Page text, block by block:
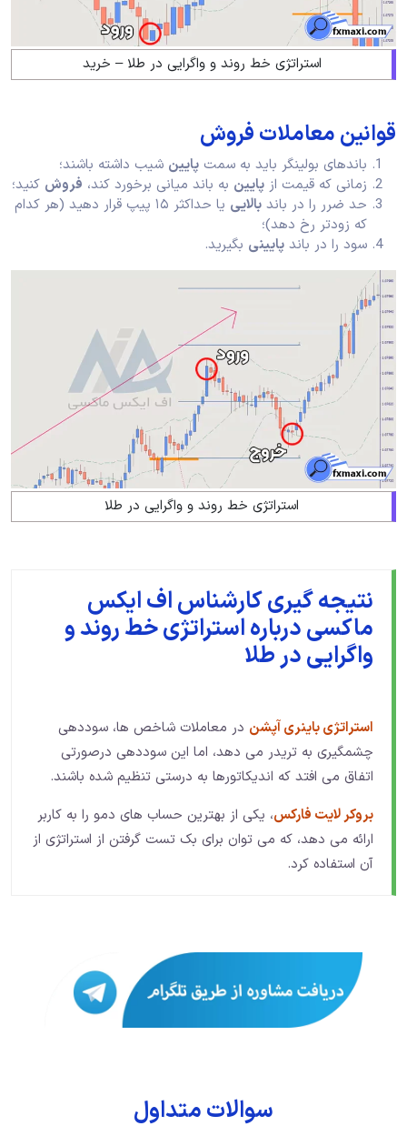
استراتژی خط روند و واگرایی در طلا – خرید
قوانین معاملات فروش
باندهای بولینگر باید به سمت پایین شیب داشته باشند؛
زمانی که قیمت از پایین به باند میانی برخورد کند، فروش کنید؛
حد ضرر را در باند بالایی
یا حداکثر ۱۵ پیپ قرار دهید (هر کدام
که زودتر رخ دهد)؛
سود را در باند پایینی بگیرید.
استراتژی خط روند و واگرایی در طلا
نتیجه گیری کارشناس اف ایکس
ماکسی درباره استراتژی خط روند و
واگرایی در طلا
استراتژی باینری آپشن در معاملات شاخص ها، سوددهی
چشمگیری به تریدر می دهد، اما این سوددهی درصورتی
اتفاق می افتد که اندیکاتورها به درستی تنظیم شده باشند.
بروکر لایت فارکس، یکی از بهترین حساب های دمو را به کاربر
ارائه می دهد، که می توان برای بک تست گرفتن از استراتژی از
آن استفاده کرد.
سوالات متداول